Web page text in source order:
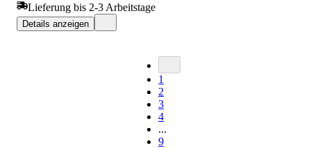
Lieferung bis 2-3 Arbeitstage
Details anzeigen
1
2
3
4
...
9